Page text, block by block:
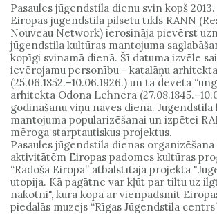
Pasaules jūgendstila dienu svin kopš 2013.
Eiropas jūgendstila pilsētu tīkls RANN
Nouveau Network) ierosināja pievērst
jūgendstila kultūras mantojuma
kopīgi svinamā dienā. Šī datuma izvēle
ievērojamu personību - katalāņu
(25.06.1852.–10.06.1926.) un tā dēvētā
arhitekta Odona Lehnera
godināšanu viņu nāves dienā.
mantojuma popularizēšanai un izpētei
mēroga starptautiskus projektus.
Pasaules jūgendstila dienas
aktivitātēm Eiropas padomes kultūras
“Radošā Eiropa” atbalstītajā projektā
utopija. Kā pagātne var kļūt par tiltu uz
nākotni", kurā kopā ar vienpadsmit
piedalās muzejs “Rīgas Jūgendstila